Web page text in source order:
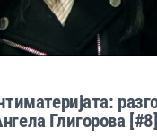
Глигорова [#8]